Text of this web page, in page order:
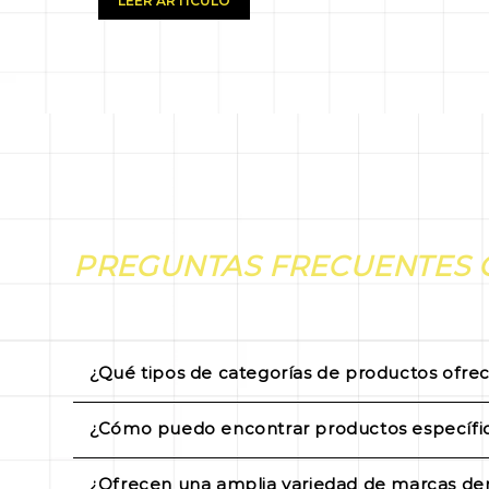
PREGUNTAS FRECUENTES
¿Qué tipos de categorías de productos
Tool Ferreterías ofrece una amplia gama
albañilería y construcción, productos para
¿Cómo puedo encontrar productos
Puedes explorar nuestras categorías de
¿Ofrecen una amplia variedad de marcas